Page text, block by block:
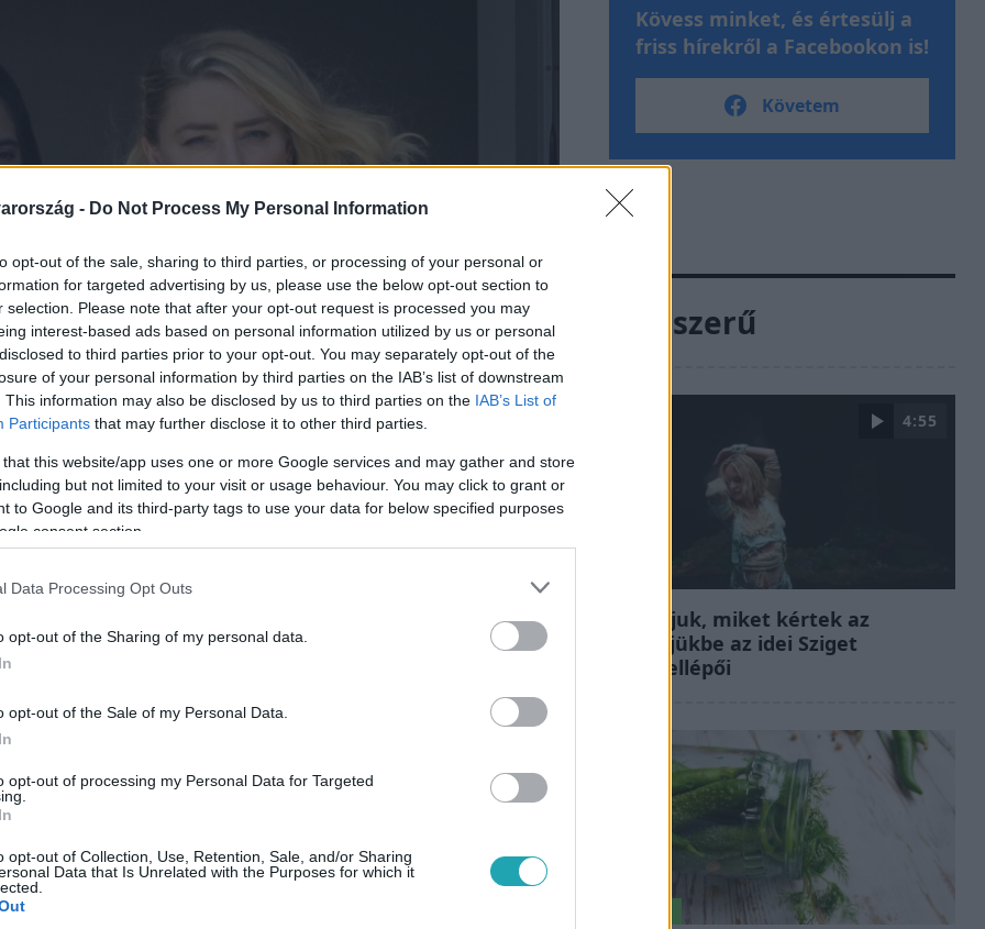
- Do Not Process My Personal Information
opt-out of the sale, sharing to third parties, or processing of your personal or
for targeted advertising by us, please use the below opt-out section to
selection. Please note that after your opt-out request is processed you may
interest-based ads based on personal information utilized by us or personal
to third parties prior to your opt-out. You may separately opt-out of the
of your personal information by third parties on the IAB’s list of downstream
This information may also be disclosed by us to third parties on the IAB’s List of
Participants that may further disclose it to other third parties.
that this website/app uses one or more Google services and may gather and store
but not limited to your visit or usage behaviour. You may click to grant or
to Google and its third-party tags to use your data for below specified purposes
consent section.
Data Processing Opt Outs
opt-out of the Sharing of my personal data.
opt-out of the Sale of my Personal Data.
opt-out of processing my Personal Data for Targeted
opt-out of Collection, Use, Retention, Sale, and/or Sharing
Data that Is Unrelated with the Purposes for which it
hogy 15 millió dolláros kárt
alá a színésznő meggyőződését, hogy
Kövess minket, és értesülj a
friss hírekről a Facebookon is!
Követem
Népszerű
4:55
Mutatjuk, miket kértek az
öltözőjükbe az idei Sziget
sztárfellépői